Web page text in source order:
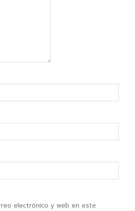
electrónico y web en este